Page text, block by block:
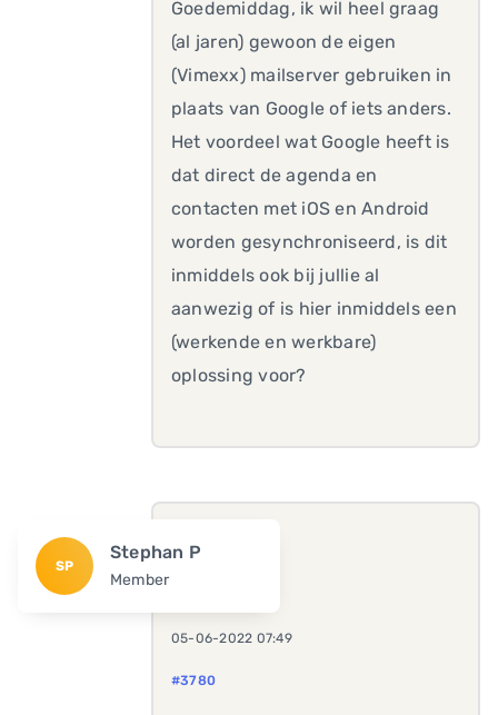
Goedemiddag, ik wil heel graag
(al jaren) gewoon de eigen
(Vimexx) mailserver gebruiken in
plaats van Google of iets anders.
Het voordeel wat Google heeft is
dat direct de agenda en
contacten met iOS en Android
worden gesynchroniseerd, is dit
inmiddels ook bij jullie al
aanwezig of is hier inmiddels een
(werkende en werkbare)
oplossing voor?
SP
Stephan P
Member
05-06-2022 07:49
#3780